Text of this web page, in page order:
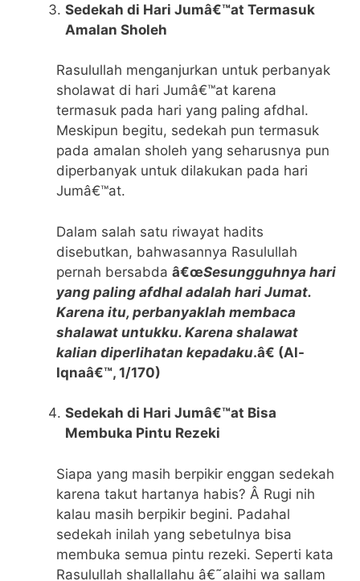
Sedekah di Hari Jumâ€™at Termasuk
Amalan Sholeh
Rasulullah menganjurkan untuk perbanyak
sholawat di hari Jumâ€™at karena
termasuk pada hari yang paling afdhal.
Meskipun begitu, sedekah pun termasuk
pada amalan sholeh yang seharusnya pun
diperbanyak untuk dilakukan pada hari
Jumâ€™at.
Dalam salah satu riwayat hadits
disebutkan, bahwasannya Rasulullah
pernah bersabda â€œSesungguhnya hari
yang paling afdhal adalah hari Jumat.
Karena itu, perbanyaklah membaca
shalawat untukku. Karena shalawat
kalian diperlihatan kepadaku.â€ (Al-
Iqnaâ€™, 1/170)
Sedekah di Hari Jumâ€™at Bisa
Membuka Pintu Rezeki
Siapa yang masih berpikir enggan sedekah
karena takut hartanya habis? Â Rugi nih
kalau masih berpikir begini. Padahal
sedekah inilah yang sebetulnya bisa
membuka semua pintu rezeki. Seperti kata
Rasulullah shallallahu â€˜alaihi wa sallam